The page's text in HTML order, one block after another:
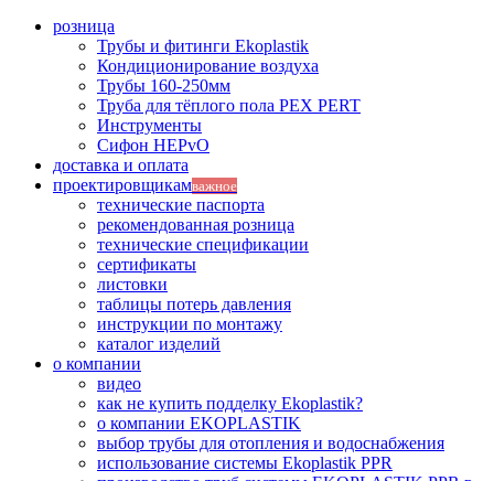
розница
Трубы и фитинги Ekoplastik
Кондиционирование воздуха
Трубы 160-250мм
Труба для тёплого пола PEX PERT
Инструменты
Сифон HEPvO
доставка и оплата
проектировщикамважное
технические паспорта
рекомендованная розница
технические спецификации
сертификаты
листовки
таблицы потерь давления
инструкции по монтажу
каталог изделий
о компании
видео
как не купить подделку Ekoplastik?
о компании EKOPLASTIK
выбор трубы для отопления и водоснабжения
использование системы Ekoplastik PPR